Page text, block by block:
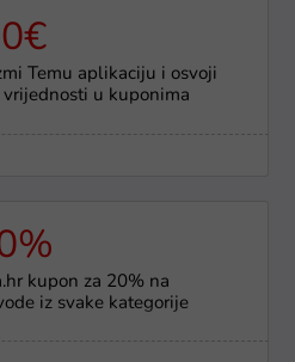
Temu aplikaciju i osvoji
vrijednosti u kuponima
kupon za 20% na
iz svake kategorije